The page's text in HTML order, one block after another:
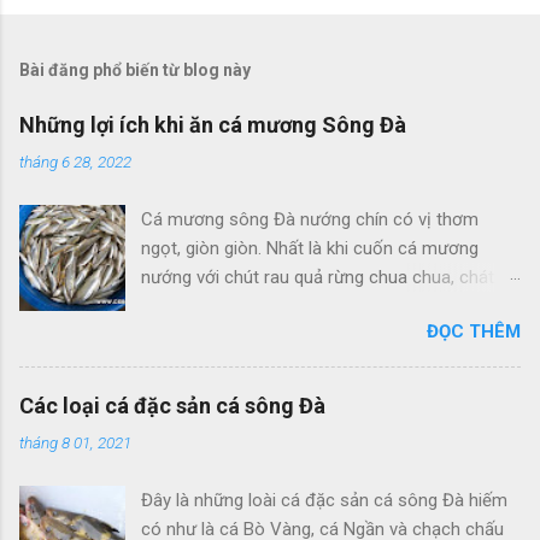
Bài đăng phổ biến từ blog này
Những lợi ích khi ăn cá mương Sông Đà
tháng 6 28, 2022
Cá mương sông Đà nướng chín có vị thơm
ngọt, giòn giòn. Nhất là khi cuốn cá mương
nướng với chút rau quả rừng chua chua, chát
mắm tỏi, ớt, thêm chút rau thì là thái nhỏ là
tuyệt nhất. Ăn cá kiểu này không biết chán và
cũng không sợ tăng cân. Cá mương Sông Đà
Cá mương được người dân sống gần các con
ngày. Có những địa phương như ở vùng sông
ĐỌC THÊM
Các loại cá đặc sản cá sông Đà
tháng 8 01, 2021
Đây là những loài cá đặc sản cá sông Đà hiếm
có như là cá Bò Vàng, cá Ngần và chạch chấu